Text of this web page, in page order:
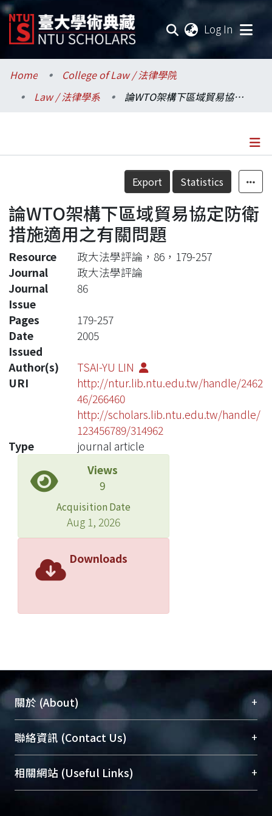
Log In
Communities & Collections
Research Outputs
Statistics
Home
College of Law / 法律學院
Law / 法律學系
論WTO架構下區域貿易協定防衛措施適用之有關問題
Details
Export Statistics
論WTO架構下區域貿易協定防衛
措施適用之有關問題
Resource
政大法學評論，86，179-257
Journal
政大法學評論
Journal
Issue
86
Pages
179-257
Date
Issued
2005
Author(s)
TSAI-YU LIN
URI
http://ntur.lib.ntu.edu.tw/handle/2462
46/266460
http://scholars.lib.ntu.edu.tw/handle/
123456789/314962
Type
journal article
Views
9
Acquisition Date
Aug 1, 2026
Downloads
關於 (About) +
臺大位居世界頂尖大學之列，為永久珍藏及向國際
展現本校豐碩的研究成果及學術能量，圖書館整合
機構典藏（NTUR）與學術庫（AH）不同功能平
台，成為臺大學術典藏NTU scholars。期能整合研
聯絡資訊 (Contact Us) +
總館學科館員(Main Library)
醫學圖書館學科館員(Medical Library)
相關網站 (Useful Links) +